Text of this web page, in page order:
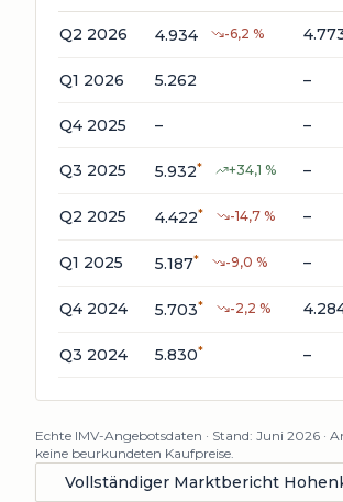
Q2 2026 4.934 -6,2 %
Q1 2026 5.262 –
Q4 2025 – –
Q3 2025 5.932* +34,1 % –
Q2 2025 4.422* -14,7 % –
Q1 2025 5.187* -9,0 % –
Q4 2024 5.703* -2,2 %
Q3 2024 5.830* –
Echte IMV-Angebotsdaten · Stand: Juni 2026 ·
keine beurkundeten Kaufpreise.
Vollständiger Marktbericht